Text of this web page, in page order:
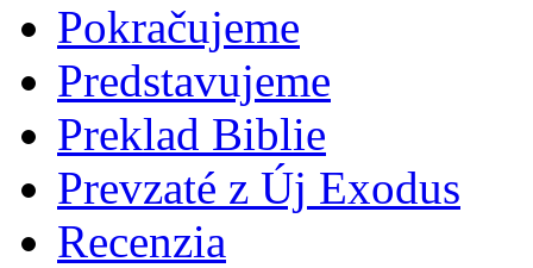
Pokračujeme
Predstavujeme
Preklad Biblie
Prevzaté z Új Exodus
Recenzia